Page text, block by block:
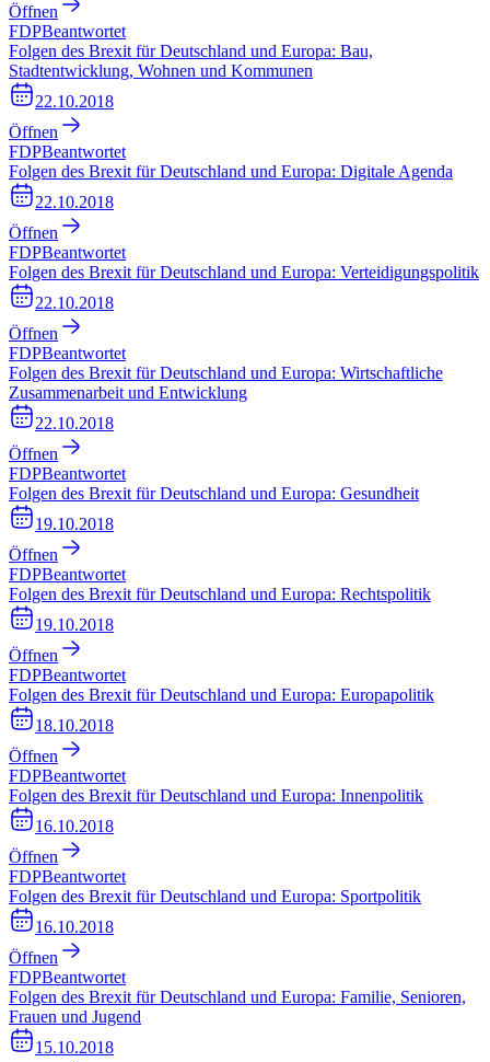
Öffnen
FDPBeantwortet
Folgen des Brexit für Deutschland und Europa: Bau,
Stadtentwicklung, Wohnen und Kommunen
22.10.2018
Öffnen
FDPBeantwortet
Folgen des Brexit für Deutschland und Europa: Digitale Agenda
22.10.2018
Öffnen
FDPBeantwortet
Folgen des Brexit für Deutschland und Europa: Verteidigungspolitik
22.10.2018
Öffnen
FDPBeantwortet
Folgen des Brexit für Deutschland und Europa: Wirtschaftliche
Zusammenarbeit und Entwicklung
22.10.2018
Öffnen
FDPBeantwortet
Folgen des Brexit für Deutschland und Europa: Gesundheit
19.10.2018
Öffnen
FDPBeantwortet
Folgen des Brexit für Deutschland und Europa: Rechtspolitik
19.10.2018
Öffnen
FDPBeantwortet
Folgen des Brexit für Deutschland und Europa: Europapolitik
18.10.2018
Öffnen
FDPBeantwortet
Folgen des Brexit für Deutschland und Europa: Innenpolitik
16.10.2018
Öffnen
FDPBeantwortet
Folgen des Brexit für Deutschland und Europa: Sportpolitik
16.10.2018
Öffnen
FDPBeantwortet
Folgen des Brexit für Deutschland und Europa: Familie, Senioren,
Frauen und Jugend
15.10.2018